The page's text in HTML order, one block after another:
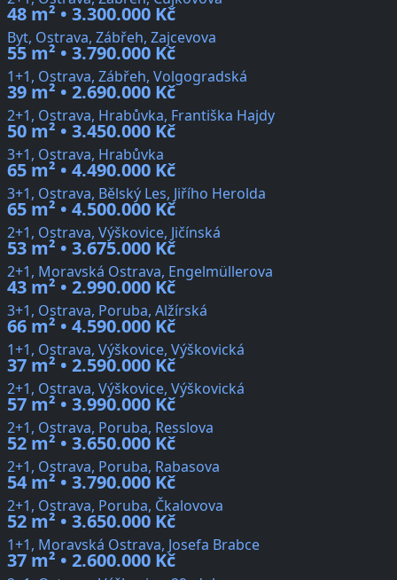
48 m² • 3.300.000 Kč
Byt, Ostrava, Zábřeh, Zajcevova
55 m² • 3.790.000 Kč
1+1, Ostrava, Zábřeh, Volgogradská
39 m² • 2.690.000 Kč
2+1, Ostrava, Hrabůvka, Františka Hajdy
50 m² • 3.450.000 Kč
3+1, Ostrava, Hrabůvka
65 m² • 4.490.000 Kč
3+1, Ostrava, Bělský Les, Jiřího Herolda
65 m² • 4.500.000 Kč
2+1, Ostrava, Výškovice, Jičínská
53 m² • 3.675.000 Kč
2+1, Moravská Ostrava, Engelmüllerova
43 m² • 2.990.000 Kč
3+1, Ostrava, Poruba, Alžírská
66 m² • 4.590.000 Kč
1+1, Ostrava, Výškovice, Výškovická
37 m² • 2.590.000 Kč
2+1, Ostrava, Výškovice, Výškovická
57 m² • 3.990.000 Kč
2+1, Ostrava, Poruba, Resslova
52 m² • 3.650.000 Kč
2+1, Ostrava, Poruba, Rabasova
54 m² • 3.790.000 Kč
2+1, Ostrava, Poruba, Čkalovova
52 m² • 3.650.000 Kč
1+1, Moravská Ostrava, Josefa Brabce
37 m² • 2.600.000 Kč